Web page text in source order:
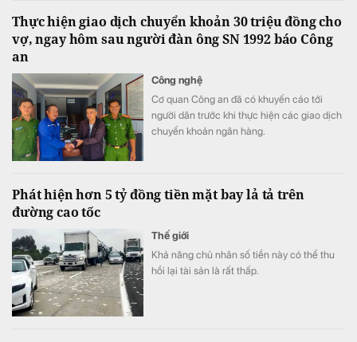
Thực hiện giao dịch chuyển khoản 30 triệu đồng cho
vợ, ngay hôm sau người đàn ông SN 1992 báo Công
an
Công nghệ
Cơ quan Công an đã có khuyến cáo tới
người dân trước khi thực hiện các giao dịch
chuyển khoản ngân hàng.
Phát hiện hơn 5 tỷ đồng tiền mặt bay lả tả trên
đường cao tốc
Thế giới
Khả năng chủ nhân số tiền này có thể thu
hồi lại tài sản là rất thấp.